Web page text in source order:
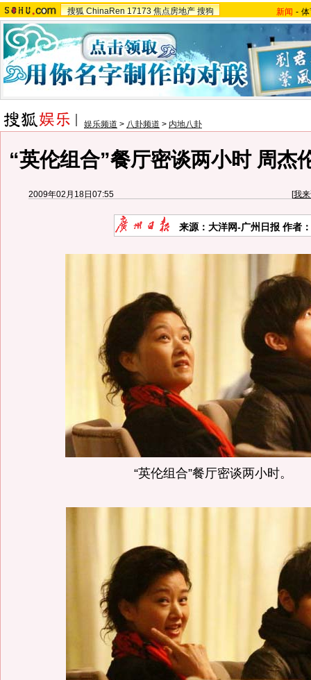
搜狐 ChinaRen 17173 焦点房地产 搜狗 新闻 -
娱乐频道 > 八卦频道 > 内地八卦
“英伦组合”餐厅密谈两小时 周杰
2009年02月18日07:55 [我
来源：大洋网-广州日报 作者
“英伦组合”餐厅密谈两小时。